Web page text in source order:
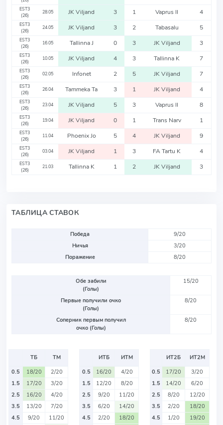
EST3
(26)
28.05 JK Viljand 3 1 Vaprus II 4
EST3
(26)
24.05 JK Viljand 3 2 Tabasalu 5
EST3
(26)
16.05 Tallinna J 0 3 JK Viljand 3
EST3
(26)
10.05 JK Viljand 4 3 Tallinna K 7
EST3
(26)
02.05 Infonet 2 5 JK Viljand 7
EST3
(26)
26.04 Tammeka Ta 3 1 JK Viljand 4
EST3
(26)
23.04 JK Viljand 5 3 Vaprus II 8
EST3
(26)
19.04 JK Viljand 0 1 Trans Narv 1
EST3
(26)
11.04 Phoenix Jo 5 4 JK Viljand 9
EST3
(26)
03.04 JK Viljand 1 3 FA Tartu K 4
EST3
(26)
21.03 Tallinna K 1 2 JK Viljand 3
ТАБЛИЦА СТАВОК
Победа
9/20
Ничья
3/20
Поражение
8/20
Обе забили
(Голы)
15/20
Первые получили очко
(Голы)
8/20
Соперник первым получил
очко (Голы)
8/20
ТБ
ТМ
0.5
18/20
2/20
1.5
17/20
3/20
2.5
16/20
4/20
3.5
13/20
7/20
4.5
9/20
11/20
ИТБ
ИТМ
0.5
16/20
4/20
1.5
12/20
8/20
2.5
9/20
11/20
3.5
6/20
14/20
4.5
2/20
18/20
ИТ2Б
ИТ2М
0.5
17/20
3/20
1.5
14/20
6/20
2.5
8/20
12/20
3.5
2/20
18/20
4.5
1/20
19/20